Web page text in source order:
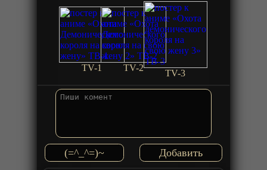
TV-1 TV-2
TV-3
(=^_^=)~